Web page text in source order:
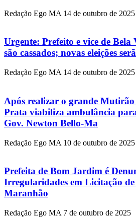
Redação Ego MA 14 de outubro de 2025
Urgente: Prefeito e vice de
são cassados; novas eleições
Redação Ego MA 14 de outubro de 2025
Após realizar o grande Mutirão
Prata viabiliza ambulância
Gov. Newton Bello-Ma
Redação Ego MA 10 de outubro de 2025
Prefeita de Bom Jardim é
Irregularidades em Licitação
Maranhão
Redação Ego MA 7 de outubro de 2025